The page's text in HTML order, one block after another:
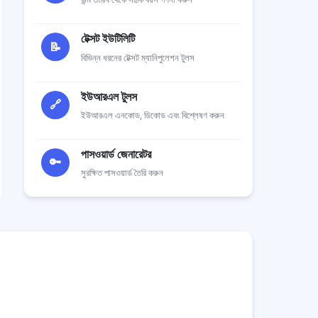
📝
টেক্সট ইউটিলিটি
বিভিন্ন ধরনের টেক্সট ম্যানিপুলেশন টুলস
🔗
ইউআরএল টুলস
ইউআরএল এনকোড, ডিকোড এবং বিশ্লেষণ করুন
🔑
পাসওয়ার্ড জেনারেটর
সুরক্ষিত পাসওয়ার্ড তৈরি করুন